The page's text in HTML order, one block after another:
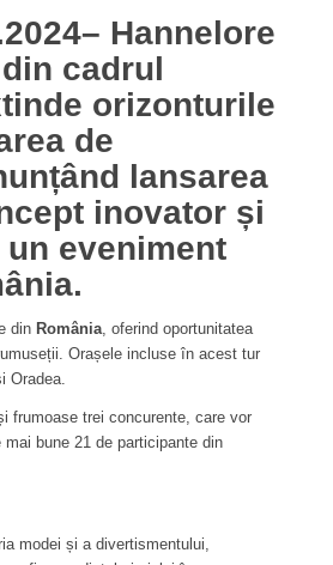
Hannelore
cadrul
orizonturile
de
lansarea
inovator și
eveniment
din România, oferind oportunitatea
Orașele incluse în acest tur
Oradea.
frumoase trei concurente, care vor
bune 21 de participante din
modei și a divertismentului,